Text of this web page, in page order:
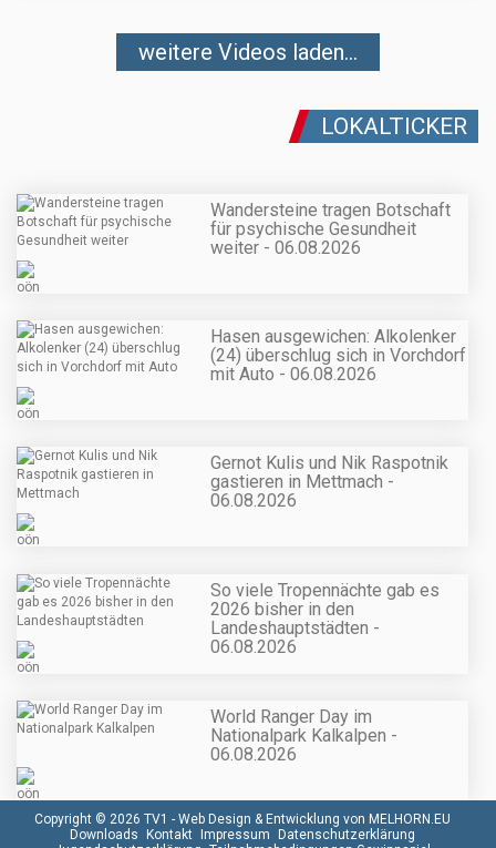
weitere Videos laden...
LOKALTICKER
Wandersteine tragen Botschaft
für psychische Gesundheit
weiter - 06.08.2026
Hasen ausgewichen: Alkolenker
(24) überschlug sich in Vorchdorf
mit Auto - 06.08.2026
Gernot Kulis und Nik Raspotnik
gastieren in Mettmach -
06.08.2026
So viele Tropennächte gab es
2026 bisher in den
Landeshauptstädten -
06.08.2026
World Ranger Day im
Nationalpark Kalkalpen -
06.08.2026
Copyright © 2026 TV1 - Web Design & Entwicklung von MELHORN.EU
Downloads
Kontakt Impressum
Datenschutzerklärung